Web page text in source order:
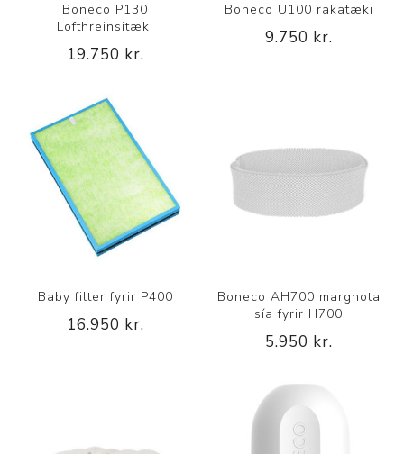
Boneco P130
Lofthreinsitæki
19.750 kr.
Boneco U100 rakatæki
9.750 kr.
Baby filter fyrir P400
16.950 kr.
Boneco AH700 margnota
sía fyrir H700
5.950 kr.